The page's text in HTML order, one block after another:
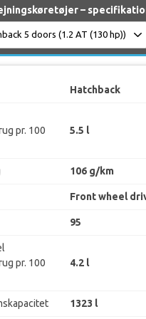
–
Hatchback
pr. 100
5.5 l
106 g/km
Front wheel
95
pr. 100
4.2 l
1323 l